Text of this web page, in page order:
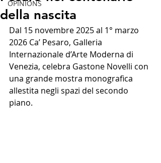
OPINIONS
della nascita
Dal 15 novembre 2025 al 1° marzo
2026 Ca’ Pesaro, Galleria
Internazionale d’Arte Moderna di
Venezia, celebra Gastone Novelli con
una grande mostra monografica
allestita negli spazi del secondo
piano.